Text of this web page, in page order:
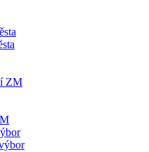
ZM